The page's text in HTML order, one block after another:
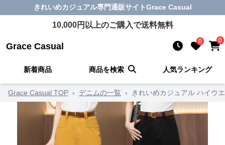
きれいめカジュアル専門通販サイトGrace Casual
10,000円以上のご購入で送料無料
Grace Casual 0 0
新着商品 商品を検索 人気ランキング
Grace Casual TOP › デニムの一覧 › きれいめカジュアル ハイウ